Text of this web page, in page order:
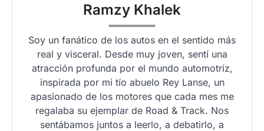
Ramzy Khalek
Soy un fanático de los autos en el sentido más
real y visceral. Desde muy joven, sentí una
atracción profunda por el mundo automotriz,
inspirada por mi tío abuelo Rey Lanse, un
apasionado de los motores que cada mes me
regalaba su ejemplar de Road & Track. Nos
sentábamos juntos a leerlo, a debatirlo, a